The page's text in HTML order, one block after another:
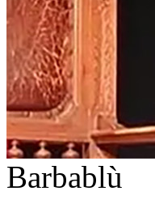
Barbablù